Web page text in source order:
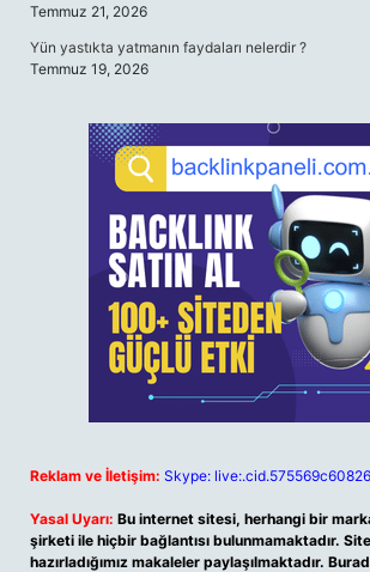
Temmuz 21, 2026
Yün yastıkta yatmanın faydaları nelerdir ?
Temmuz 19, 2026
Reklam ve İletişim: Skype:
Yasal Uyarı: Bu internet sitesi, herhangi bir
şirketi ile hiçbir bağlantısı bulunmamaktadır.
hazırladığımız makaleler paylaşılmaktadır.